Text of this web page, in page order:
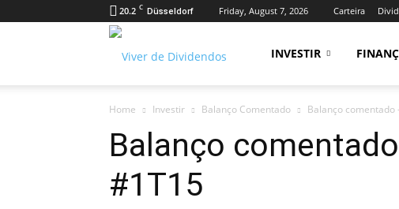
20.2 C Düsseldorf Friday, August 7, 2026 Carteira
de
INVESTIR
Home Investir Balanço Comentado Balanço comentado
Balanço
#1T15